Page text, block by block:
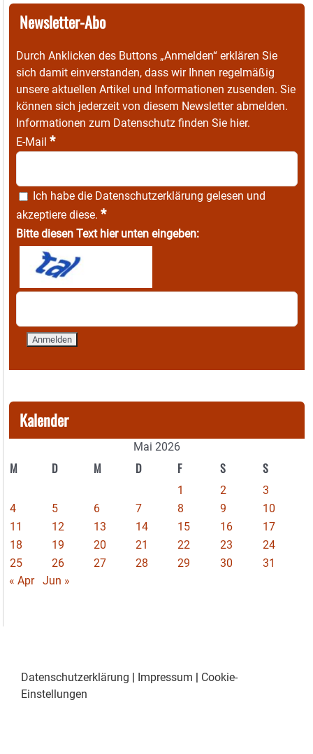
Newsletter-Abo
Durch Anklicken des Buttons „Anmelden“ erklären Sie
sich damit einverstanden, dass wir Ihnen regelmäßig
unsere aktuellen Artikel und Informationen zusenden. Sie
können sich jederzeit von diesem Newsletter abmelden.
Informationen zum Datenschutz finden Sie hier.
E-Mail *
Ich habe die Datenschutzerklärung gelesen und
akzeptiere diese. *
Bitte diesen Text hier unten eingeben:
Kalender
Mai 2026
M D M D F S S
1 2
3
4
5 6 7 8 9
10
11
12 13 14 15 16
17
18
19 20 21 22 23
24
25
26 27 28 29 30
31
« Apr
Jun »
Datenschutzerklärung | Impressum | Cookie-
Einstellungen